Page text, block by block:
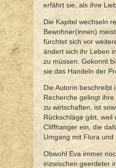
erfährt sie, als ihre
Die Kapitel wechseln
Bewohner(innen)
fürchtet sich vor
ändert sich ihr Leben
zu müssen. Gekonnt
sie das Handeln der
Die Autorin
Recherche gelingt
zu wirtschaften, ist
Rückschläge gibt,
Cliffhanger ein, die
Umgang mit Flora
Obwohl Eva immer
inzwischen geerdeter